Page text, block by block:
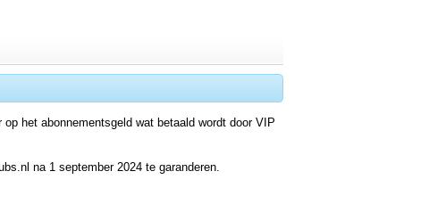
het abonnementsgeld wat betaald wordt door VIP
na 1 september 2024 te garanderen.